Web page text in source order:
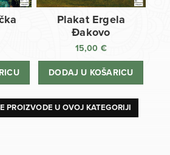
Plakat Ergela
Đakovo
15,00 €
DODAJ U KOŠARICU
PROIZVODE U OVOJ KATEGORIJI